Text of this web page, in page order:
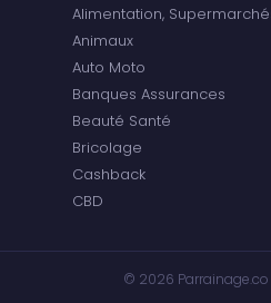
Alimentation,
Animaux
Auto Moto
Banques Assurances
Beauté Santé
Bricolage
Cashback
CBD
© 2026